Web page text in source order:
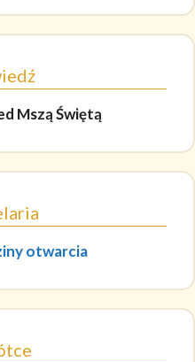
Mszą Świętą
otwarcia